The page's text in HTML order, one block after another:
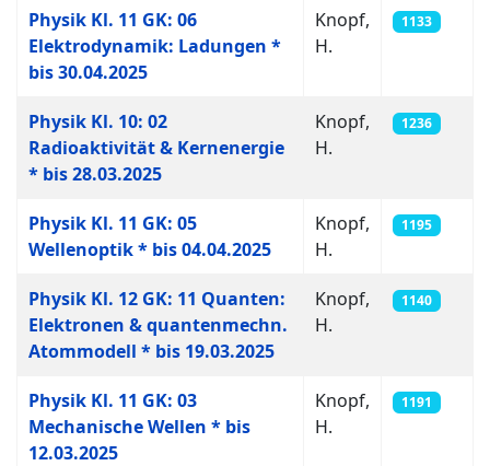
Physik Kl. 11 GK: 06
Elektrodynamik: Ladungen *
bis 30.04.2025
Knopf,
H.
1133
Physik Kl. 10: 02
Radioaktivität & Kernenergie
* bis 28.03.2025
Knopf,
H.
1236
Physik Kl. 11 GK: 05
Wellenoptik * bis 04.04.2025
Knopf,
H.
1195
Physik Kl. 12 GK: 11 Quanten:
Elektronen & quantenmechn.
Atommodell * bis 19.03.2025
Knopf,
H.
1140
Physik Kl. 11 GK: 03
Mechanische Wellen * bis
12.03.2025
Knopf,
H.
1191